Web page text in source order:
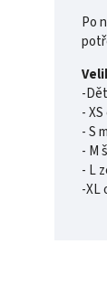
Po
-
-
- S
- M
- L
-XL